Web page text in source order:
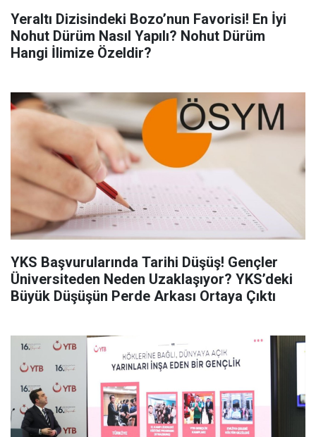
Yeraltı Dizisindeki Bozo’nun Favorisi! En İyi
Nohut Dürüm Nasıl Yapılı? Nohut Dürüm
Hangi İlimize Özeldir?
YKS Başvurularında Tarihi Düşüş! Gençler
Üniversiteden Neden Uzaklaşıyor? YKS’deki
Büyük Düşüşün Perde Arkası Ortaya Çıktı